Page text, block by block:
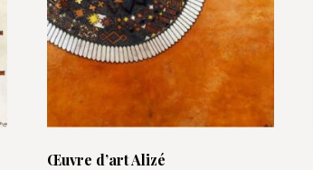
Œuvre d’art Alizé